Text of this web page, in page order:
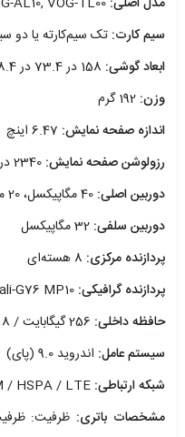
سیم کارت: تک سیم‌کارته یا دو
ابعاد گوشی: 158 در 73.4 در 8.4 میلی‌متر
وزن: 192 گرم
اندازه صفحه نمایش: 6.47 اینچ
رزولوشن صفحه نمایش: 2340 در 1080 پیکسل، 19.5:9
دوربین اصلی: 40 مگاپیکسل، 20 مگاپیکسل و 8 مگاپیکسل
دوربین سلفی:
پردازنده مرکزی: 8 هسته‌ای
پردازنده گرافیکی: G76 MP10
حافظه داخلی: 256 گیگابایت / 8 گیگ رم
سیستم عامل: اندروید 9.0 (پای)
شبکه ارتباطی: / HSPA / LTE
مشخصات باتری: